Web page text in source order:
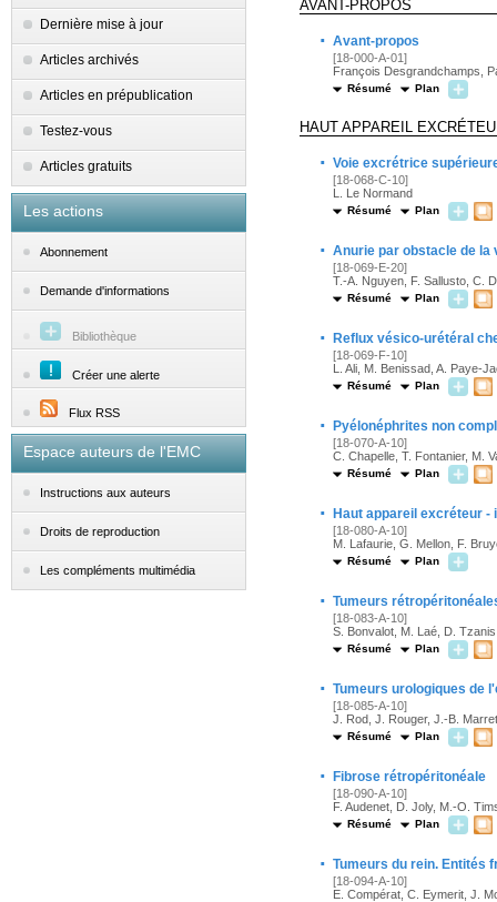
Dernière mise à jour
Articles archivés
Articles en prépublication
Testez-vous
Articles gratuits
Les actions
Abonnement
Demande d'informations
Bibliothèque
Créer une alerte
Flux RSS
Espace auteurs de l'EMC
Instructions aux auteurs
Droits de reproduction
Les compléments multimédia
AVANT-PROPOS
· Avant-propos
[18-000-A-01]
François Desgrandchamps,
Résumé Plan
HAUT APPAREIL
· Voie excrétrice
[18-068-C-10]
L. Le Normand
Résumé Plan
· Anurie par obstacle de la
[18-069-E-20]
T.-A. Nguyen, F. Sallusto, C.
Résumé Plan
· Reflux vésico-urétéral
[18-069-F-10]
L. Ali, M. Benissad, A. Paye-
Résumé Plan
· Pyélonéphrites non
[18-070-A-10]
C. Chapelle, T. Fontanier, M.
Résumé Plan
· Haut appareil excréteur
[18-080-A-10]
M. Lafaurie, G. Mellon, F.
Résumé Plan
· Tumeurs
[18-083-A-10]
S. Bonvalot, M. Laé, D.
Résumé Plan
· Tumeurs urologiques de
[18-085-A-10]
J. Rod, J. Rouger, J.-B. Marret
Résumé Plan
· Fibrose rétropéritonéale
[18-090-A-10]
F. Audenet, D. Joly, M.-O.
Résumé Plan
· Tumeurs du rein. Entités
[18-094-A-10]
E. Compérat, C. Eymerit, J.